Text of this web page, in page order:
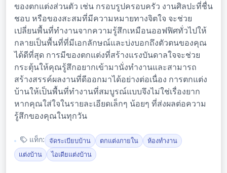
ของตกแต่งส่วนตัว เช่น กรอบรูปครอบครัว งานศิลปะที่ชื่น
ชอบ หรือของสะสมที่มีความหมายทางจิตใจ จะช่วย
เปลี่ยนพื้นที่ทำงานจากความรู้สึกเหมือนออฟฟิศทั่วไปให้
กลายเป็นพื้นที่ที่มีเอกลักษณ์และบ่งบอกถึงตัวตนของคุณ
ได้ดีที่สุด การมีของตกแต่งที่สร้างแรงบันดาลใจจะช่วย
กระตุ้นให้คุณรู้สึกอยากเข้ามานั่งทำงานและสามารถ
สร้างสรรค์ผลงานที่ดีออกมาได้อย่างต่อเนื่อง การตกแต่ง
บ้านให้เป็นพื้นที่ทำงานที่สมบูรณ์แบบจึงไม่ใช่เรื่องยาก
หากคุณใส่ใจในรายละเอียดเล็กๆ น้อยๆ ที่ส่งผลต่อความ
รู้สึกของคุณในทุกวัน
แท็ก: จัดระเบียบบ้าน ตกแต่งภายใน
ห้องทำงาน
แต่งบ้าน
ไอเดียแต่งบ้าน